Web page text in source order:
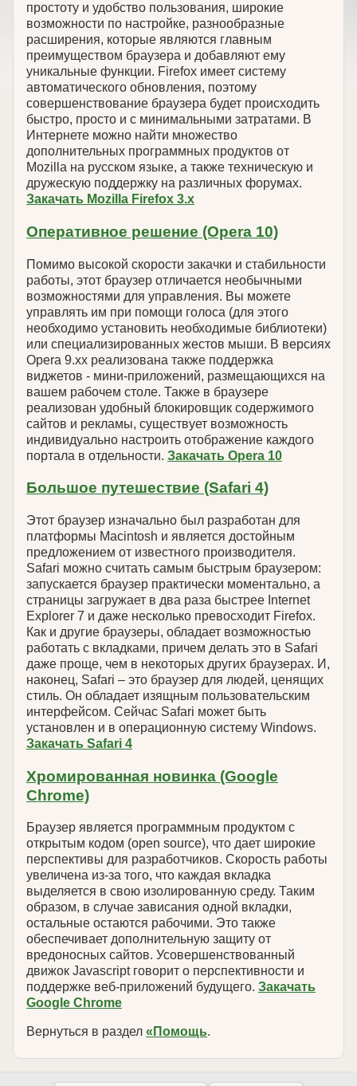
простоту и удобство пользования, широкие
возможности по настройке, разнообразные
расширения, которые являются главным
преимуществом браузера и добавляют ему
уникальные функции. Firefox имеет систему
автоматического обновления, поэтому
совершенствование браузера будет происходить
быстро, просто и с минимальными затратами. В
Интернете можно найти множество
дополнительных программных продуктов от
Mozilla на русском языке, а также техническую и
дружескую поддержку на различных форумах.
Закачать Mozilla Firefox 3.x
Оперативное решение (Opera 10)
Помимо высокой скорости закачки и стабильности
работы, этот браузер отличается необычными
возможностями для управления. Вы можете
управлять им при помощи голоса (для этого
необходимо установить необходимые библиотеки)
или специализированных жестов мыши. В версиях
Opera 9.xx реализована также поддержка
виджетов - мини-приложений, размещающихся на
вашем рабочем столе. Также в браузере
реализован удобный блокировщик содержимого
сайтов и рекламы, существует возможность
индивидуально настроить отображение каждого
портала в отдельности. Закачать Opera 10
Большое путешествие (Safari 4)
Этот браузер изначально был разработан для
платформы Macintosh и является достойным
предложением от известного производителя.
Safari можно считать самым быстрым браузером:
запускается браузер практически моментально, а
страницы загружает в два раза быстрее Internet
Explorer 7 и даже несколько превосходит Firefox.
Как и другие браузеры, обладает возможностью
работать с вкладками, причем делать это в Safari
даже проще, чем в некоторых других браузерах. И,
наконец, Safari – это браузер для людей, ценящих
стиль. Он обладает изящным пользовательским
интерфейсом. Сейчас Safari может быть
установлен и в операционную систему Windows.
Закачать Safari 4
Хромированная новинка (Google
Chrome)
Браузер является программным продуктом с
открытым кодом (open source), что дает широкие
перспективы для разработчиков. Скорость работы
увеличена из-за того, что каждая вкладка
выделяется в свою изолированную среду. Таким
образом, в случае зависания одной вкладки,
остальные остаются рабочими. Это также
обеспечивает дополнительную защиту от
вредоносных сайтов. Усовершенствованный
движок Javascript говорит о перспективности и
поддержке веб-приложений будущего. Закачать
Google Chrome
Вернуться в раздел «Помощь.